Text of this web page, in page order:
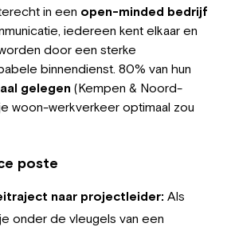
in een open-minded bedrijf
iedereen kent elkaar en
door een sterke
binnendienst. 80% van hun
gelegen (Kempen & Noord-
woon-werkverkeer optimaal zou
poste
naar projectleider: Als
onder de vleugels van een